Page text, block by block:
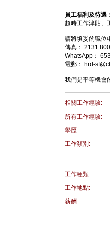
員工福利及待遇
超時工作津貼、
請將填妥的職位
傳真： 2131
WhatsApp：
電郵： hrd-
我們是平等機會
相關工作經驗:
所有工作經驗:
學歷:
工作類別:
工作種類:
工作地點:
薪酬: